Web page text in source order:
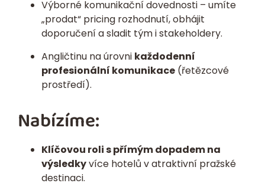
Výborné komunikační dovednosti – umíte
„prodat“ pricing rozhodnutí, obhájit
doporučení a sladit tým i stakeholdery.
Angličtinu na úrovni každodenní
profesionální komunikace (řetězcové
prostředí).
Nabízíme:
Klíčovou roli s přímým dopadem na
výsledkyvíce hotelů v atraktivní pražské
destinaci.